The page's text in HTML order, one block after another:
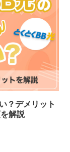
？デメリット
解説